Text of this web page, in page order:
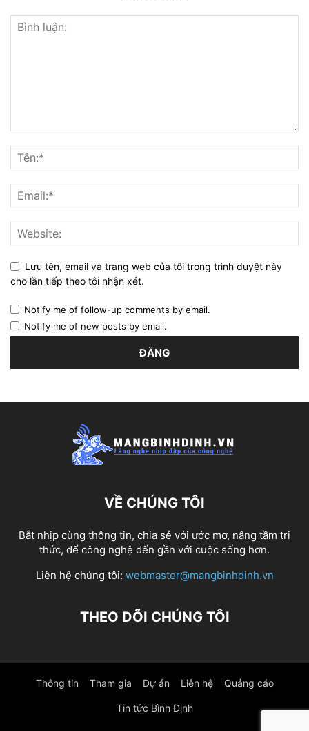
Lưu tên, email và trang web của tôi trong trình duyệt này
cho lần tiếp theo tôi nhận xét.
Notify me of follow-up comments by email.
Notify me of new posts by email.
VỀ CHÚNG TÔI
Bắt nhịp cùng thông tin, chia sẻ với ước mơ, nâng tầm tri
thức, để công nghệ đến gần với cuộc sống hơn.
Liên hệ chúng tôi: webmaster@mangbinhdinh.vn
THEO DÕI CHÚNG TÔI
Thông tin Tham gia Dự án Liên hệ Quảng cáo
Tin tức Bình Định